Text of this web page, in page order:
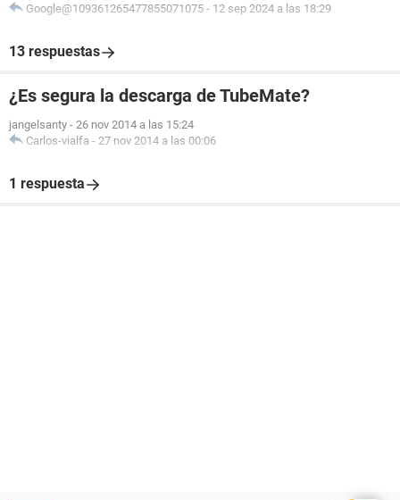
Google@109361265477855071075 - 12 sep 2024 a las 18:29
13 respuestas
¿Es segura la descarga de TubeMate?
jangelsanty - 26 nov 2014 a las 15:24
Carlos-vialfa - 27 nov 2014 a las 00:06
1 respuesta